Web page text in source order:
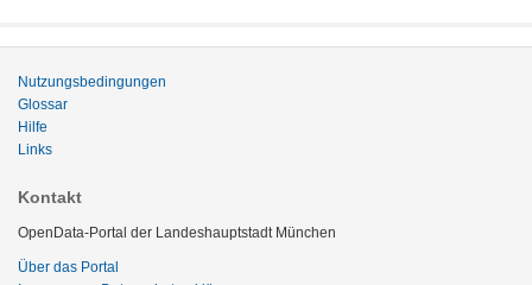
Nutzungsbedingungen
Glossar
Hilfe
Links
Kontakt
OpenData-Portal der Landeshauptstadt München
Über das Portal